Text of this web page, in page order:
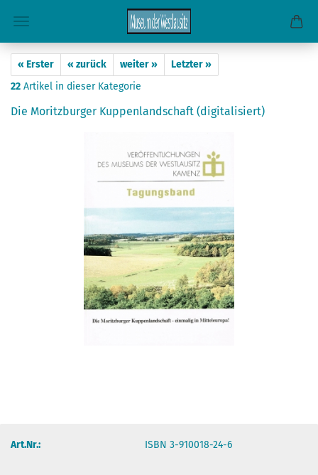
« Erster « zurück weiter »
Letzter »
22 Artikel in dieser Kategorie
Die Moritzburger Kuppenlandschaft (digitalisiert)
Art.Nr.: ISBN 3-910018-24-6